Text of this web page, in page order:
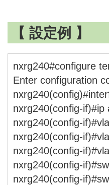
【 設定例 】
nxrg240#configure
Enter configuration
nxrg240(config-
nxrg240(config-
nxrg240(config-
nxrg240(config-
nxrg240(config-
nxrg240(config-